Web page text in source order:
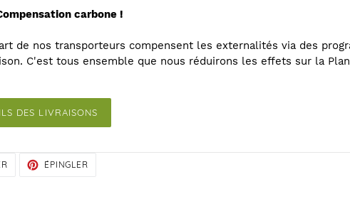
carbone !
de nos transporteurs compensent les externalités via des
C'est tous ensemble que nous réduirons les effets sur la
DES LIVRAISONS
PARTAGER
SUR
ÉPINGLER